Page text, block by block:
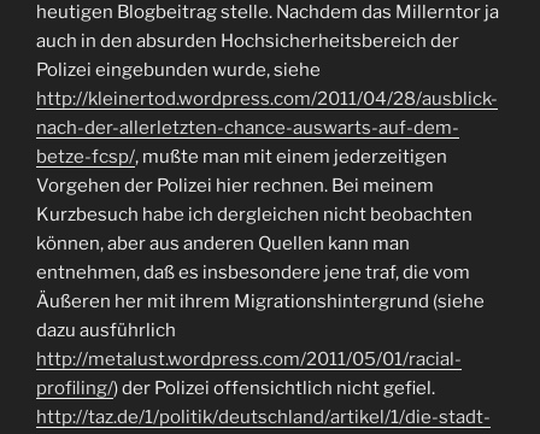
heutigen Blogbeitrag stelle. Nachdem das Millerntor ja
auch in den absurden Hochsicherheitsbereich der
Polizei eingebunden wurde, siehe
http://kleinertod.wordpress.com/2011/04/28/ausblick-
nach-der-allerletzten-chance-auswarts-auf-dem-
betze-fcsp/, mußte man mit einem jederzeitigen
Vorgehen der Polizei hier rechnen. Bei meinem
Kurzbesuch habe ich dergleichen nicht beobachten
können, aber aus anderen Quellen kann man
entnehmen, daß es insbesondere jene traf, die vom
Äußeren her mit ihrem Migrationshintergrund (siehe
dazu ausführlich
http://metalust.wordpress.com/2011/05/01/racial-
profiling/) der Polizei offensichtlich nicht gefiel.
http://taz.de/1/politik/deutschland/artikel/1/die-stadt-